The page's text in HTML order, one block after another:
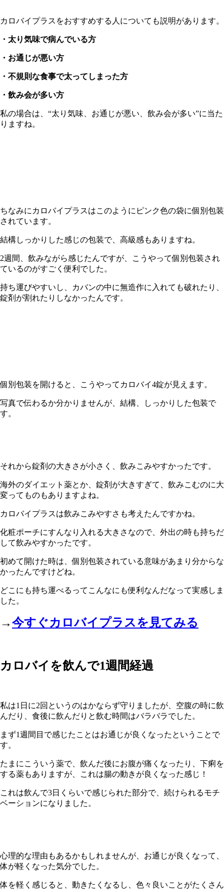
カロバイプラスをおすすめする人についても説明があります。
・太り気味で病んでいる方
・お通じが悪い方
・不規則な食事で太ってしまった方
・飲み会が多い方
私の場合は、“太り気味、お通じが悪い、飲み会が多い”に当た
りますね。
ちなみにカロバイプラスはこのようにピンク色の袋に個別包装
されています。
結構しっかりした感じの包装で、高級感もありますね。
2週間、飲みながら感じたんですが、こうやって個別包装され
ているのがすごく便利でした。
持ち運びやすいし、カバンの中に無造作に入れても破れたり、
錠剤が割れたりしなかったんです。
個別包装を開けると、こうやってカロバイ4錠が見えます。
写真で伝わるか分かりませんが、結構、しっかりした包装で
す。
それから錠剤の大きさが小さく、飲みこみやすかったです。
海外のダイエット薬とか、錠剤が大きすぎて、飲みこむのに大
変ってものもありますよね。
カロバイプラスは飲みこみやすさも考えたんですかね。
化粧ポーチにすんなり入れる大きさなので、外出の時も持ちだ
して飲みやすかったです。
初めて開けた時は、個別包装されている意味があまり分からな
かったんですけどね。
どこにも持ち運べるってこんなにも便利なんだなって実感しま
した。
→今すぐカロバイプラスを見てみる
カロバイを飲んで1週間経過
私は1 日に2回というのはかならず守りましたが、空腹の時に飲
んだり、食後に飲んだりと飲む時間はバラバラでした。
まず1週間目で感じたことはお通じが良くなったということで
す。
たまにこういう薬で、飲んだ後にお腹が痛くなったり、下痢を
する薬もありますが、これは腸の動きが良くなった感じ！
これは飲んで3日くらいで感じられた部分で、続けられるモチ
ベーションになりました。
心理的な理由もあるかもしれませんが、お通じが良くなって、
体が軽くなった気分でした。
体を軽く感じると、動きたくなるし、色々良いことがたくさん